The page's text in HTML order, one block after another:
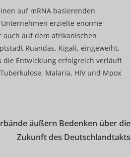
auf mRNA basierenden
erzielte enorme
auf dem afrikanischen
Ruandas, Kigali, eingeweiht.
die Entwicklung erfolgreich verläuft
Malaria, HIV und Mpox
äußern Bedenken über die
Zukunft des Deutschlandtakts